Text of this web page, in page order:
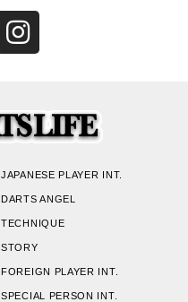
JAPANESE PLAYER INT.
DARTS ANGEL
TECHNIQUE
STORY
FOREIGN PLAYER INT.
SPECIAL PERSON INT.